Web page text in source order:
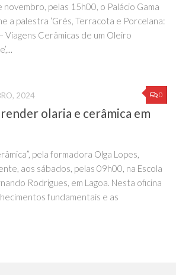
novembro, pelas 15h00, o Palácio Gama
a palestra ‘Grés, Terracota e Porcelana:
Viagens Cerâmicas de um Oleiro
0
2024
olaria e cerâmica em
pela formadora Olga Lopes,
aos sábados, pelas 09h00, na Escola
Rodrigues, em Lagoa. Nesta oficina
fundamentais e as